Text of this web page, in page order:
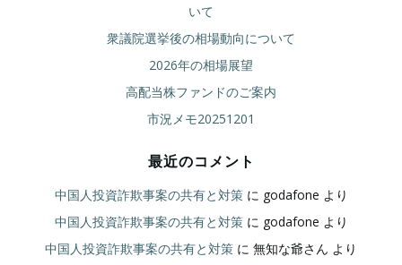
いて
衆議院選挙後の相場動向について
2026年の相場展望
高配当株ファンドのご案内
市況メモ20251201
最近のコメント
中国人投資詐欺事案の共有と対策に godafone より
中国人投資詐欺事案の共有と対策に godafone より
中国人投資詐欺事案の共有と対策 に 無知な爺さん より